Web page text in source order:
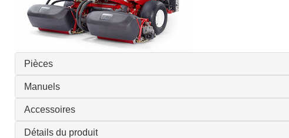
Pièces
Manuels
Accessoires
Détails du produit